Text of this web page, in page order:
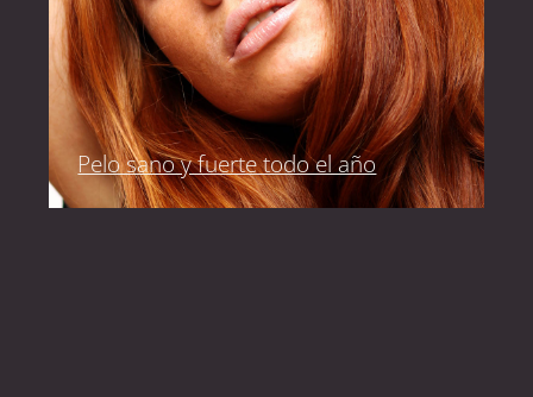
Pelo sano y fuerte todo el año